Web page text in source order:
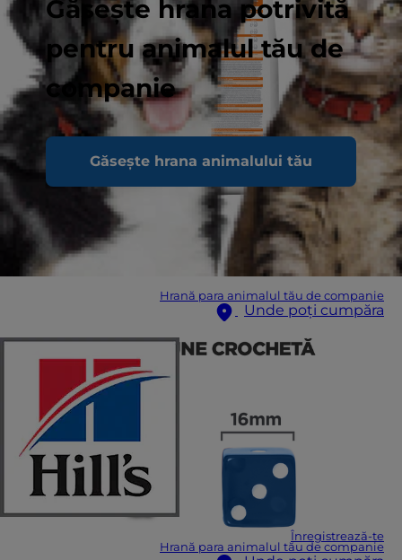
Găsește hrana potrivită
pentru animalul tău de
companie
Găsește hrana animalului tău
Hrană para animalul tău de companie
Unde poți cumpăra
Înregistrează-te
Hrană para animalul tău de companie